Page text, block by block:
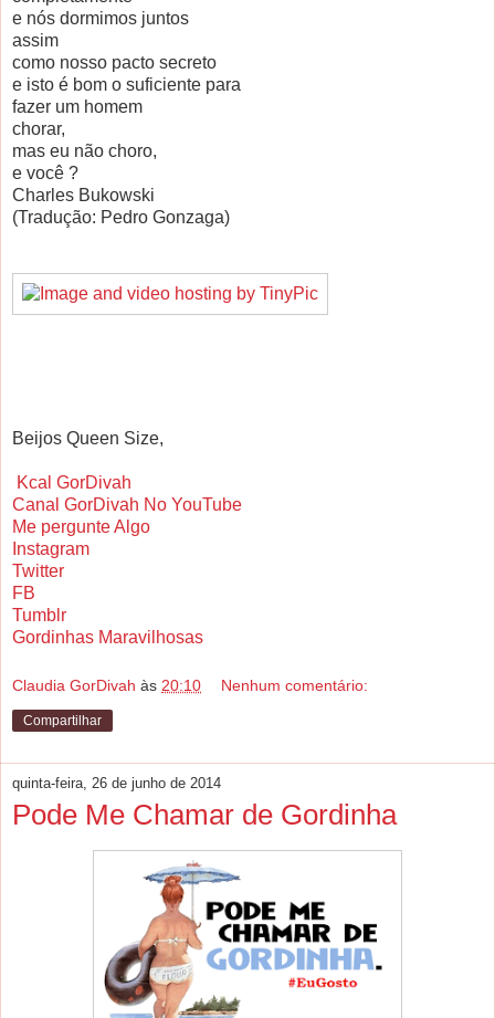
e nós dormimos juntos
assim
como nosso pacto secreto
e isto é bom o suficiente para
fazer um homem
chorar,
mas eu não choro,
e você ?
Charles Bukowski
(Tradução: Pedro Gonzaga)
Beijos Queen Size,
Kcal GorDivah
Canal GorDivah No YouTube
Me pergunte Algo
Instagram
Twitter
FB
Tumblr
Gordinhas Maravilhosas
Claudia GorDivah às 20:10 Nenhum comentário:
Compartilhar
quinta-feira, 26 de junho de 2014
Pode Me Chamar de Gordinha